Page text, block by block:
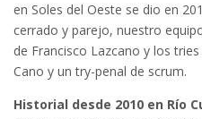
en Soles del Oeste se dio en
cerrado y parejo, nuestro
de Francisco Lazcano y los
Cano y un try-penal de scrum.
Historial desde 2010 en Río